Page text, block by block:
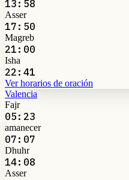
13:58
Asser
17:50
Magreb
21:00
Isha
22:41
Ver horarios de oración
Valencia
Fajr
05:23
amanecer
07:07
Dhuhr
14:08
Asser